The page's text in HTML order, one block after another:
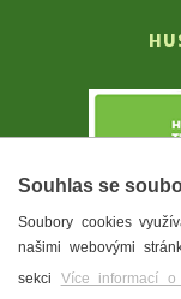
Souhlas se
Soubory cookies
našimi webovými
sekci Více informací o